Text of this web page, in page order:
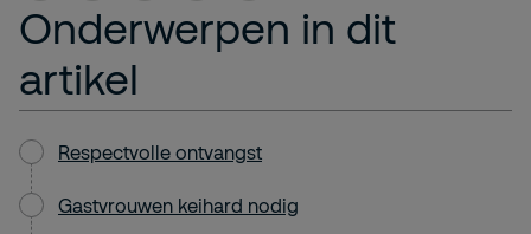
Onderwerpen in dit
artikel
Respectvolle ontvangst
Gastvrouwen keihard nodig